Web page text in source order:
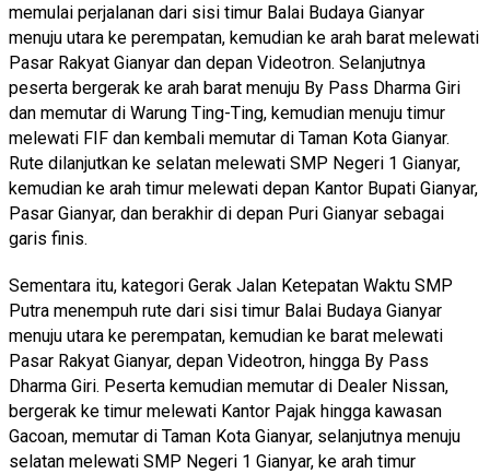
memulai perjalanan dari sisi timur Balai Budaya Gianyar
menuju utara ke perempatan, kemudian ke arah barat melewati
Pasar Rakyat Gianyar dan depan Videotron. Selanjutnya
peserta bergerak ke arah barat menuju By Pass Dharma Giri
dan memutar di Warung Ting-Ting, kemudian menuju timur
melewati FIF dan kembali memutar di Taman Kota Gianyar.
Rute dilanjutkan ke selatan melewati SMP Negeri 1 Gianyar,
kemudian ke arah timur melewati depan Kantor Bupati Gianyar,
Pasar Gianyar, dan berakhir di depan Puri Gianyar sebagai
garis finis.
Sementara itu, kategori Gerak Jalan Ketepatan Waktu SMP
Putra menempuh rute dari sisi timur Balai Budaya Gianyar
menuju utara ke perempatan, kemudian ke barat melewati
Pasar Rakyat Gianyar, depan Videotron, hingga By Pass
Dharma Giri. Peserta kemudian memutar di Dealer Nissan,
bergerak ke timur melewati Kantor Pajak hingga kawasan
Gacoan, memutar di Taman Kota Gianyar, selanjutnya menuju
selatan melewati SMP Negeri 1 Gianyar, ke arah timur